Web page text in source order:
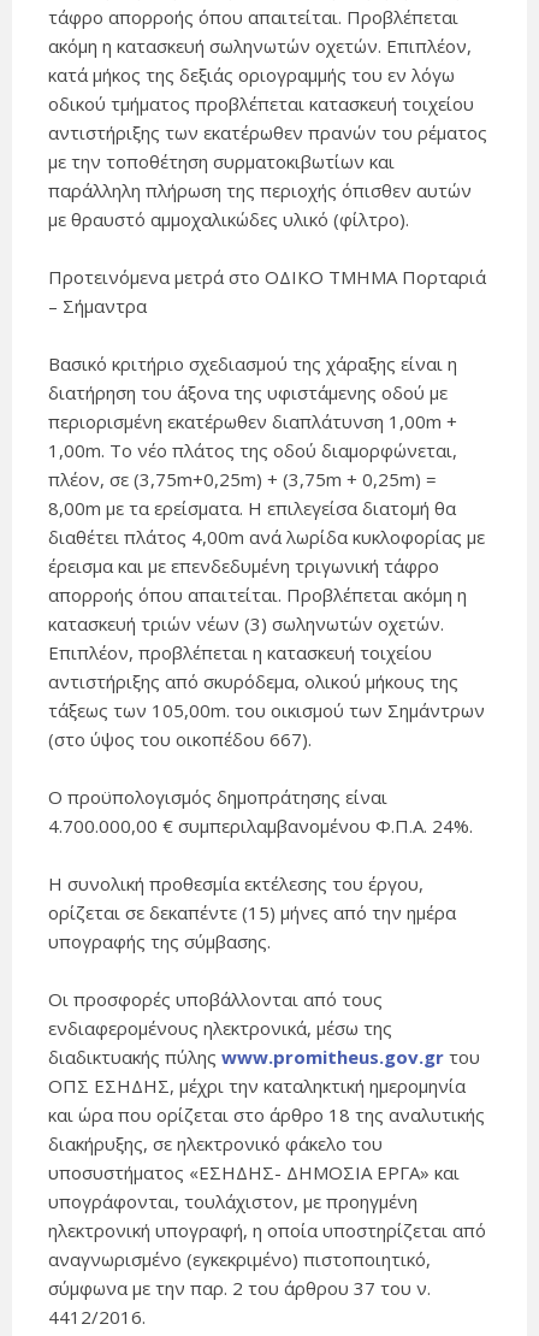
τάφρο απορροής όπου απαιτείται. Προβλέπεται
ακόμη η κατασκευή σωληνωτών οχετών. Επιπλέον,
κατά μήκος της δεξιάς οριογραμμής του εν λόγω
οδικού τμήματος προβλέπεται κατασκευή τοιχείου
αντιστήριξης των εκατέρωθεν πρανών του ρέματος
με την τοποθέτηση συρματοκιβωτίων και
παράλληλη πλήρωση της περιοχής όπισθεν αυτών
με θραυστό αμμοχαλικώδες υλικό (φίλτρο).
Προτεινόμενα μετρά στο ΟΔΙΚΟ ΤΜΗΜΑ Πορταριά
– Σήμαντρα
Βασικό κριτήριο σχεδιασμού της χάραξης είναι η
διατήρηση του άξονα της υφιστάμενης οδού με
περιορισμένη εκατέρωθεν διαπλάτυνση 1,00m +
1,00m. Το νέο πλάτος της οδού διαμορφώνεται,
πλέον, σε (3,75m+0,25m) + (3,75m + 0,25m) =
8,00m με τα ερείσματα. Η επιλεγείσα διατομή θα
διαθέτει πλάτος 4,00m ανά λωρίδα κυκλοφορίας με
έρεισμα και με επενδεδυμένη τριγωνική τάφρο
απορροής όπου απαιτείται. Προβλέπεται ακόμη η
κατασκευή τριών νέων (3) σωληνωτών οχετών.
Επιπλέον, προβλέπεται η κατασκευή τοιχείου
αντιστήριξης από σκυρόδεμα, ολικού μήκους της
τάξεως των 105,00m. του οικισμού των Σημάντρων
(στο ύψος του οικοπέδου 667).
Ο προϋπολογισμός δημοπράτησης είναι
4.700.000,00 € συμπεριλαμβανομένου Φ.Π.Α. 24%.
Η συνολική προθεσμία εκτέλεσης του έργου,
ορίζεται σε δεκαπέντε (15) μήνες από την ημέρα
υπογραφής της σύμβασης.
Οι προσφορές υποβάλλονται από τους
ενδιαφερομένους ηλεκτρονικά, μέσω της
διαδικτυακής πύλης www.promitheus.gov.gr του
ΟΠΣ ΕΣΗΔΗΣ, μέχρι την καταληκτική ημερομηνία
και ώρα που ορίζεται στο άρθρο 18 της αναλυτικής
διακήρυξης, σε ηλεκτρονικό φάκελο του
υποσυστήματος «ΕΣΗΔΗΣ- ΔΗΜΟΣΙΑ ΕΡΓΑ» και
υπογράφονται, τουλάχιστον, με προηγμένη
ηλεκτρονική υπογραφή, η οποία υποστηρίζεται από
αναγνωρισμένο (εγκεκριμένο) πιστοποιητικό,
σύμφωνα με την παρ. 2 του άρθρου 37 του ν.
4412/2016.